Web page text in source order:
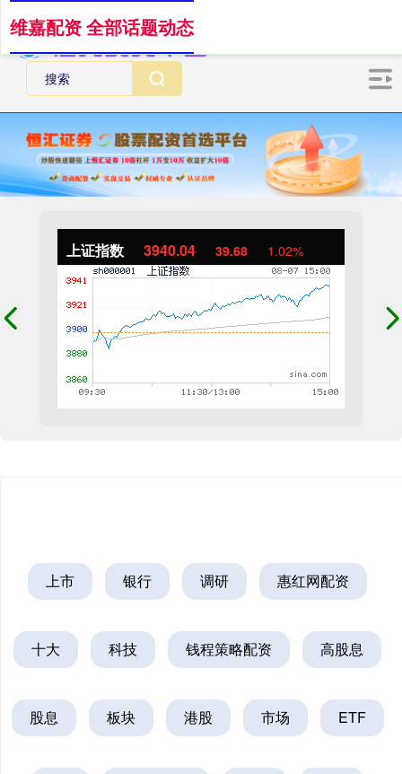
上证指数 3940.04 39.68 1.02%
维嘉配资 全部话题动态
上市 银行 调研 惠红网配资
十大 科技 钱程策略配资 高股息
股息 板块 港股 市场 ETF